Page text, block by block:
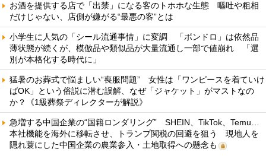
お酒を提供する店で「出禁」になる客のトホホな生態 嘔吐や粗相
だけじゃない、店側が嫌がる“最悪の客”とは
小学生に人気の「シール流通事情」に変調 「ボンドロ」は依然品
薄状態が続くが、模倣品や類似品が大量流通し一部で値崩れ 「選
別が本格化する時代に」
猛暑のお葬式で悩ましい“喪服問題” 女性は「ワンピースを着ていけ
ばOK」という俗説に潜む誤解、なぜ「ジャケット」がマストなの
か？《1級葬祭ディレクターが解説》
急増する中国企業の“国籍ロンダリング” SHEIN、TikTok、Temu…
本社機能を海外に移転させ、トランプ関税の回避を狙う 現地人を
隠れ蓑にした中国企業の農業参入・土地取得への懸念も